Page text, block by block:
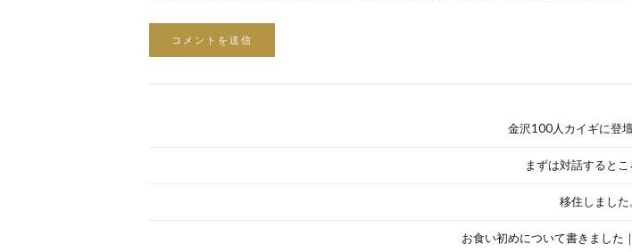
金沢100人カイギに登
まずは対話するとこ
移住しました
お食い初めについて書きまし